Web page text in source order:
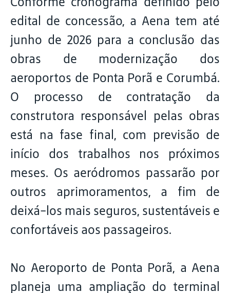
edital de concessão, a Aena tem até
junho de 2026 para a conclusão das
obras de modernização dos
aeroportos de Ponta Porã e Corumbá.
O processo de contratação da
construtora responsável pelas obras
está na fase final, com previsão de
início dos trabalhos nos próximos
meses. Os aeródromos passarão por
outros aprimoramentos, a fim de
deixá-los mais seguros, sustentáveis e
confortáveis aos passageiros.
No Aeroporto de Ponta Porã, a Aena
planeja uma ampliação do terminal